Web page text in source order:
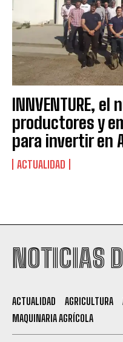
Suscribite al
Leí y acepto la
INNVENTURE,
productores y
para invertir en
ACTUALIDAD
NOTICIAS
ACTUALIDAD AGRICULTURA
MAQUINARIA AGRÍCOLA